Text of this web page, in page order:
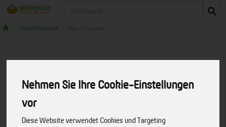
Nehmen Sie Ihre Cookie-Einstellungen
vor
Diese Website verwendet Cookies und Targeting
Käse & Frischkäse